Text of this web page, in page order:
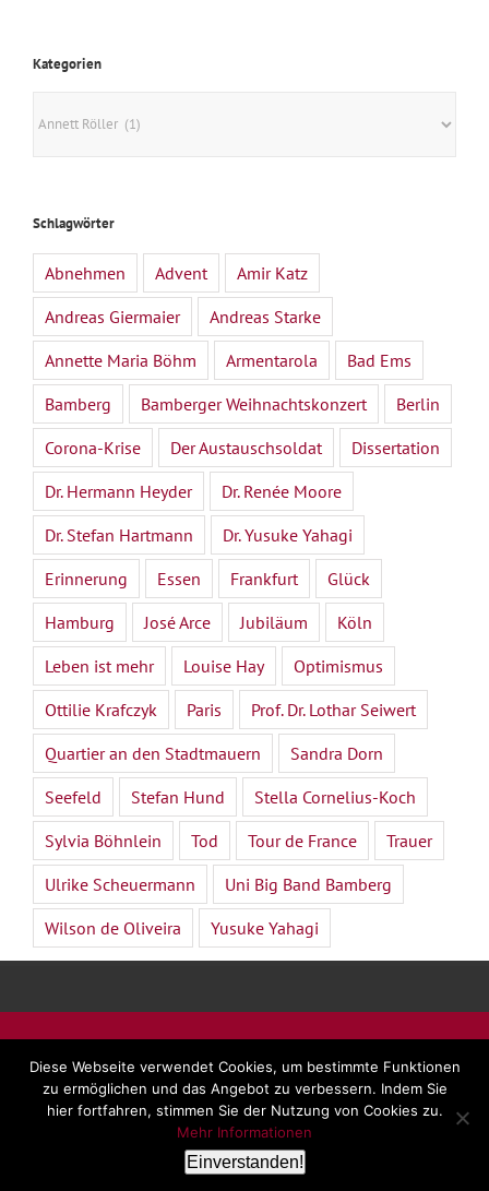
Kategorien
Schlagwörter
Abnehmen Advent
Amir Katz
Andreas Giermaier
Andreas Starke
Annette Maria Böhm
Armentarola
Bad Ems
Bamberg
Bamberger Weihnachtskonzert
Berlin
Corona-Krise
Der Austauschsoldat
Dissertation
Dr. Hermann Heyder
Dr. Renée Moore
Dr. Stefan Hartmann
Dr. Yusuke Yahagi
Erinnerung
Essen Frankfurt
Glück
Hamburg
José Arce Jubiläum
Köln
Leben ist mehr
Louise Hay
Optimismus
Ottilie Krafczyk
Paris
Prof. Dr. Lothar Seiwert
Quartier an den Stadtmauern
Sandra Dorn
Seefeld
Stefan Hund
Stella Cornelius-Koch
Sylvia Böhnlein
Tod Tour de France
Trauer
Ulrike Scheuermann
Uni Big Band Bamberg
Wilson de Oliveira
Yusuke Yahagi
©2026 - Dr. Beate Forsbach |Impressum|AGB|
Datenschutz
LinkedInFacebookYouTube
E-
Mail
Diese Webseite verwendet Cookies, um bestimmte Funktionen
zu ermöglichen und das Angebot zu verbessern. Indem Sie
hier fortfahren, stimmen Sie der Nutzung von Cookies zu.
Mehr Informationen
Einverstanden!